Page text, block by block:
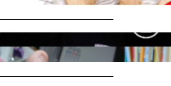
足関節捻挫のテーピング